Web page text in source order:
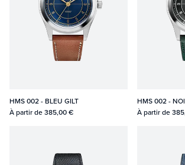
HMS 002 - BLEU GILT
À partir de385,00 €
HMS 002 -
À partir de